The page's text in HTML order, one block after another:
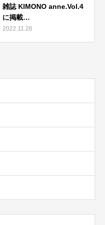
雑誌 KIMONO anne.Vol.4
に掲載…
2022.11.26